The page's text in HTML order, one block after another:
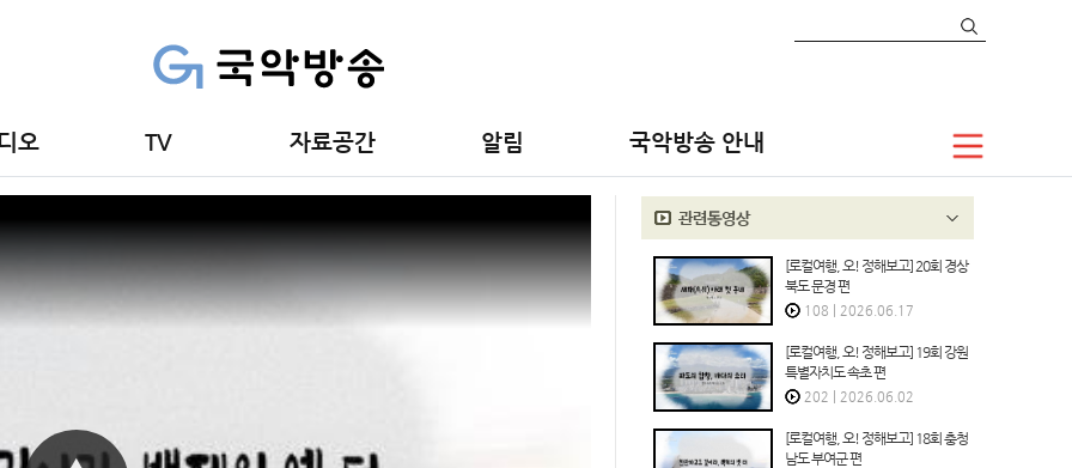
오 TV 자료공간 알림 국악방송 안내
[로컬여행, 오! 정해보고] 20회 경상
북도 문경 편
108 2026.06.17
[로컬여행, 오! 정해보고] 19회 강원
특별자치도 속초 편
202 2026.06.02
[로컬여행, 오! 정해보고] 18회 충청
남도 부여군 편